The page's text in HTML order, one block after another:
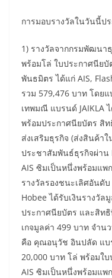
การมอบรางวัลในวันนี้ป
1) รางวัลจากกรมพัฒนา
พร้อมโล่ ใบประกาศนีย
พันธมิตร ได้แก่ AIS,
รวม 579,476 บาท โดย
เทพมณี แบรนด์ JAIKLA
พร้อมประกาศนียบัตร สิท
ส่งเสริมธุรกิจ (ส่งสินค้า
ประชาสัมพันธ์ธุรกิจผ่าน
AIS ซิมเป็นหนึ่งพร้อมแพ
รางวัลรองชนะเลิศอันดั
Hobee ได้รับเงินรางวัล
ประกาศนียบัตร และสิท
เกจมูลค่า 499 บาท จำน
คือ คุณอนุวัช อินปลัด แบ
20,000 บาท โล่ พร้อมใ
AIS ซิมเป็นหนึ่งพร้อมแพ